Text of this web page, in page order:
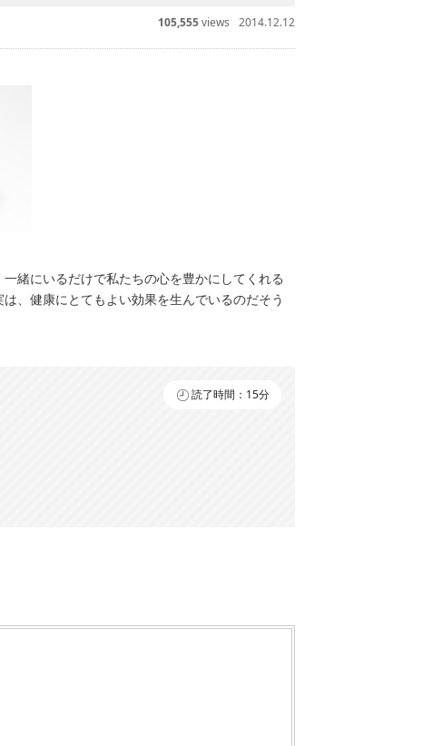
105,555views 2014.12.12
緒にいるだけで私たちの心を豊かにしてくれる
、健康にとてもよい効果を生んでいるのだそう
読了時間：15分